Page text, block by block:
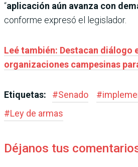
“aplicación aún avanza con
conforme expresó el legislador.
Leé también: Destacan diálogo
organizaciones campesinas
Etiquetas: #Senado #
#Ley de armas
Déjanos tus